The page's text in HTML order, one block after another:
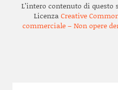
L’intero contenuto di
LicenzaCreative
commerciale – Non opere